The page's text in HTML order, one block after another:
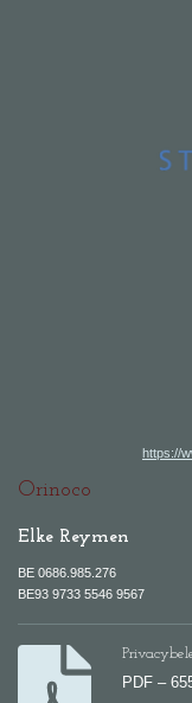
https://
Orinoco
Elke Reymen
BE 0686.985.276
BE93 9733 5546 9567
PDF –